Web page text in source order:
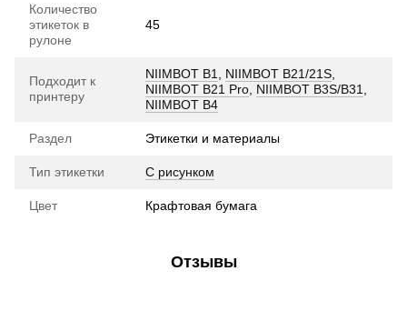
Количество
этикеток в
рулоне
45
Подходит к
принтеру
NIIMBOT B1 NIIMBOT B21/21S
NIIMBOT B21 Pro NIIMBOT B3S/B31
NIIMBOT B4
Раздел Этикетки и материалы
Тип этикетки С рисунком
Цвет Крафтовая бумага
Отзывы